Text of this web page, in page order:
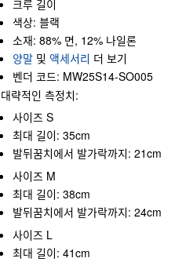
크루 길이
색상: 블랙
소재: 88% 면, 12% 나일론
양말 및 액세서리 더 보기
벤더 코드: MW25S14-SO005
대략적인 측정치:
사이즈 S
최대 길이: 35cm
발뒤꿈치에서 발가락까지: 21cm
사이즈 M
최대 길이: 38cm
발뒤꿈치에서 발가락까지: 24cm
사이즈 L
최대 길이: 41cm